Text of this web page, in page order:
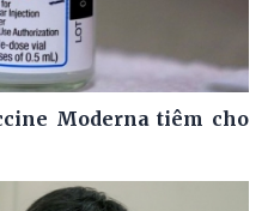
Moderna tiêm cho